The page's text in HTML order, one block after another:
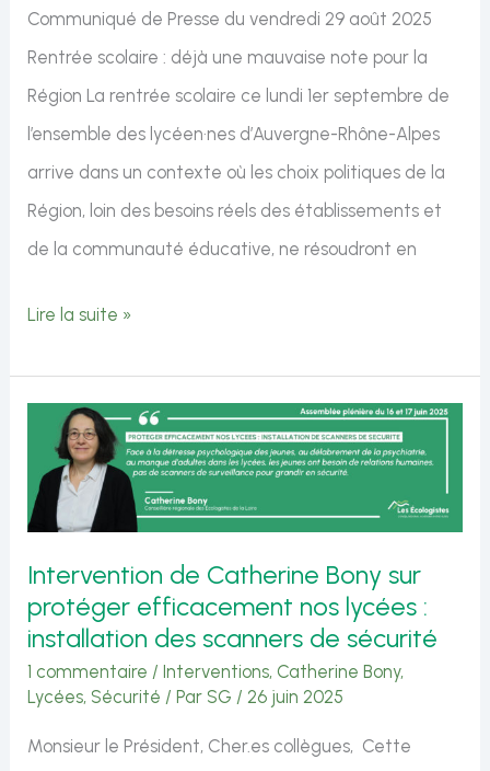
cadre
de
la
consultation
publique
du
PDCn
Communiqué de Presse du vendredi 29 août 2025
Rentrée scolaire : déjà une mauvaise note pour la
Région La rentrée scolaire ce lundi 1er septembre de
l’ensemble des lycéen·nes d’Auvergne-Rhône-Alpes
arrive dans un contexte où les choix politiques de la
Région, loin des besoins réels des établissements et
de la communauté éducative, ne résoudront en
Rentrée
déjà
une
mauvaise
pour
la
Lire la suite »
Intervention de Catherine Bony sur
protéger efficacement nos lycées :
installation des scanners de sécurité
1 commentaire /Interventions, Catherine Bony,
Lycées, Sécurité / Par SG /26 juin 2025
Monsieur le Président, Cher.es collègues, Cette